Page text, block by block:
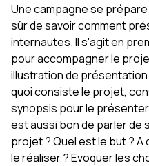
Une campagne se
sûr de savoir comment
internautes. Il s'agit en
pour accompagner le
illustration de
quoi consiste le projet,
synopsis pour le
est aussi bon de parler de
projet ? Quel est le but ?
le réaliser ? Evoquer les